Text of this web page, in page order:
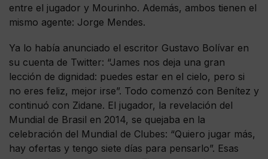
entre el jugador y Mourinho. Además, ambos tienen el
mismo agente: Jorge Mendes.
Ya lo había anunciado el escritor Gustavo Bolívar en
su cuenta de Twitter: “James nos deja una gran
lección de dignidad: puedes estar en el cielo, pero si
no eres feliz, mejor irse”. Todo comenzó con Benítez y
continuó con Zidane. El jugador, la revelación del
Mundial de Brasil en 2014, se quejaba en la
celebración del Mundial de Clubes: “Quiero jugar más,
hay ofertas y tengo siete días para pensarlo”. Esas